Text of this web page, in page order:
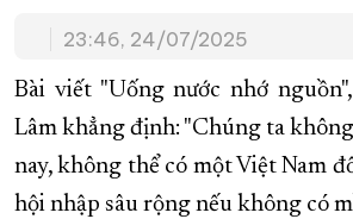
TRƯỜNG SA BIỂN ĐẢO QUÊ HƯƠNG
CHUNG TAY CẢI CÁCH HÀNH CHÍNH
XÂY DỰNG NÔNG THÔN MỚI LỊCH CẮT
TÀU - XE - MÁY BAY
KỶ NIỆM 370 NĂM XÂY DỰNG VÀ PHÁT
23:46, 24/07/2025
Bài viết "Uống nước nhớ
Lâm khẳng định: "Chúng ta
nay, không thể có một Việt Nam
hội nhập sâu rộng nếu không có